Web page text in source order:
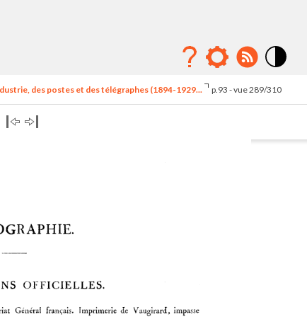
élévé
des postes et des télégraphes (1894-1929... p.93 - vue 289/310